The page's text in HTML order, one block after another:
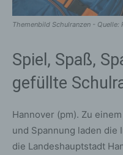
Themenbild Schulranzen - Quelle:
Spiel, Spaß,
gefüllte
Hannover (pm). Zu
und Spannung laden die
die Landeshauptstadt